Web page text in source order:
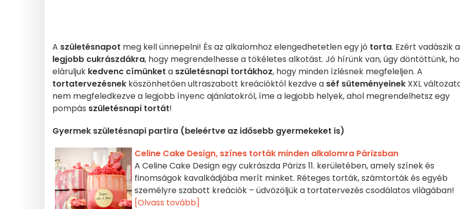
A születésnapot meg kell ünnepelni! És az alkalomhoz elengedhetetlen egy jó torta. Ezért vadászik a
legjobb cukrászdákra, hogy megrendelhesse a tökéletes alkotást. Jó hírünk van, úgy döntöttünk,
eláruljuk kedvenc címünket a születésnapi tortákhoz, hogy minden ízlésnek megfeleljen. A
tortatervezésnek köszönhetően ultraszabott kreációktól kezdve a séf süteményeinek XXL
nem megfeledkezve a legjobb ínyenc ajánlatokról, íme a legjobb helyek, ahol megrendelhetsz egy
pompás születésnapi tortát!
Gyermek születésnapi partira (beleértve az idősebb gyermekeket is)
Celine Cake Design, színes torták minden alkalomra Párizsban
A Celine Cake Design egy cukrászda Párizs 11. kerületében, amely színek és
finomságok kavalkádjába merít minket. Réteges torták, számtorták és egyéb
személyre szabott kreációk – üdvözöljük a tortatervezés csodálatos világában!
[Olvass tovább]